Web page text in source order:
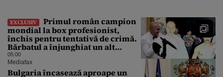
EXCLUSIV
Primul român campion
mondial la box profesionist,
închis pentru tentativă de crimă.
Bărbatul a înjunghiat un alt
interlop periculos
05:00
Mediafax
Bulgaria încasează aproape un